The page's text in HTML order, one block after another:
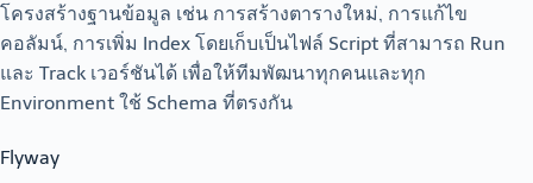
โครงสร้างฐานข้อมูล เช่น การสร้างตารางใหม่, การแก้ไข
คอลัมน์, การเพิ่ม Index โดยเก็บเป็นไฟล์ Script ที่สามารถ Run
และ Track เวอร์ชันได้ เพื่อให้ทีมพัฒนาทุกคนและทุก
Environment ใช้ Schema ที่ตรงกัน
Flyway